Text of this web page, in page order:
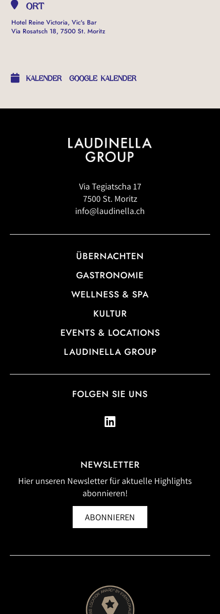
ORT
Hotel Reine Victoria, Vic's Bar
Via Rosatsch 18, 7500 St. Moritz
KALENDER GOOGLE KALENDER
Via Tegiatscha 17
7500 St. Moritz
info@laudinella.ch
ÜBERNACHTEN
GASTRONOMIE
WELLNESS & SPA
KULTUR
EVENTS & LOCATIONS
LAUDINELLA GROUP
FOLGEN SIE UNS
NEWSLETTER
Hier unseren Newsletter für aktuelle Highlights
abonnieren!
ABONNIEREN